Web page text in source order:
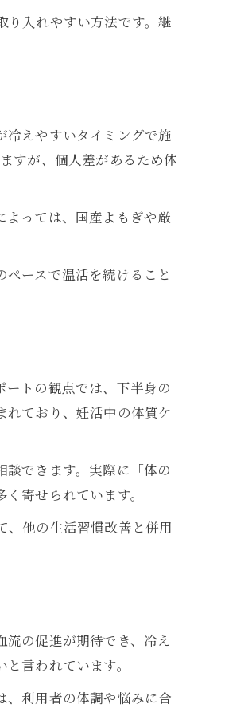
り入れやすい方法です。継
冷えやすいタイミングで施
すが、個人差があるため体
っては、国産よもぎや厳
ースで温活を続けること
トの観点では、下半身の
ており、妊活中の体質ケ
できます。実際に「体の
寄せられています。
、他の生活習慣改善と併用
の促進が期待でき、冷え
言われています。
、利用者の体調や悩みに合